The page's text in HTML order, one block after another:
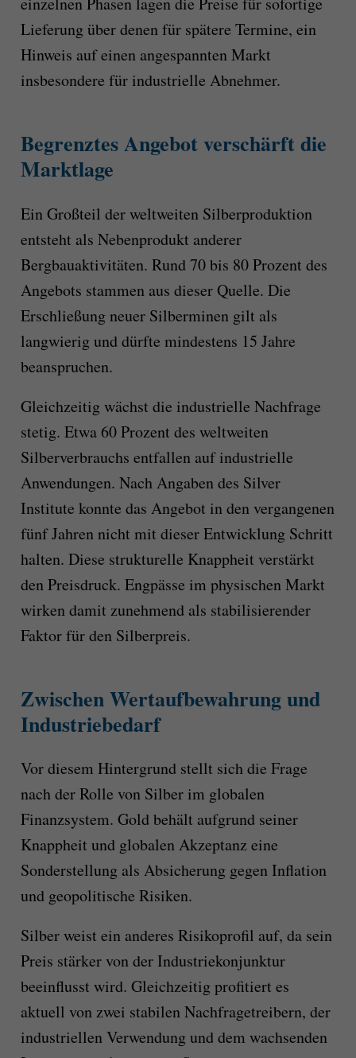
Lieferung über denen für spätere Termine, ein
Hinweis auf einen angespannten Markt
insbesondere für industrielle Abnehmer.
Begrenztes Angebot verschärft die
Marktlage
Ein Großteil der weltweiten Silberproduktion
entsteht als Nebenprodukt anderer
Bergbauaktivitäten. Rund 70 bis 80 Prozent des
Angebots stammen aus dieser Quelle. Die
Erschließung neuer Silberminen gilt als
langwierig und dürfte mindestens 15 Jahre
beanspruchen.
Gleichzeitig wächst die industrielle Nachfrage
stetig. Etwa 60 Prozent des weltweiten
Silberverbrauchs entfallen auf industrielle
Anwendungen. Nach Angaben des Silver
Institute konnte das Angebot in den vergangenen
fünf Jahren nicht mit dieser Entwicklung Schritt
halten. Diese strukturelle Knappheit verstärkt
den Preisdruck. Engpässe im physischen Markt
wirken damit zunehmend als stabilisierender
Faktor für den Silberpreis.
Zwischen Wertaufbewahrung und
Industriebedarf
Vor diesem Hintergrund stellt sich die Frage
nach der Rolle von Silber im globalen
Finanzsystem. Gold behält aufgrund seiner
Knappheit und globalen Akzeptanz eine
Sonderstellung als Absicherung gegen Inflation
und geopolitische Risiken.
Silber weist ein anderes Risikoprofil auf, da sein
Preis stärker von der Industriekonjunktur
beeinflusst wird. Gleichzeitig profitiert es
aktuell von zwei stabilen Nachfragetreibern, der
industriellen Verwendung und dem wachsenden